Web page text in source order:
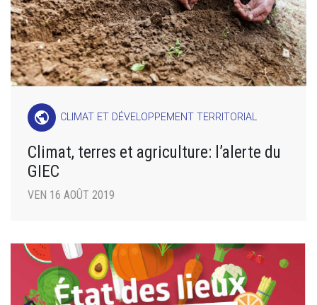
public CLIMAT ET DÉVELOPPEMENT TERRITORIAL
Climat, terres et agriculture: l’alerte du
GIEC
VEN 16 AOÛT 2019